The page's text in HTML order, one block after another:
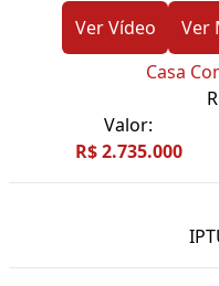
Ver Vídeo
Ver
Casa
Valor:
R$ 2.735.000